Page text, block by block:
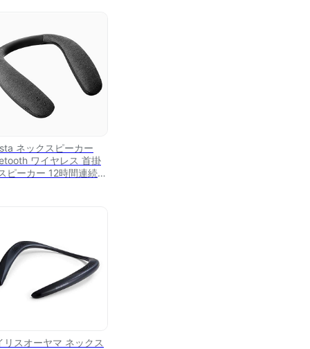
ネックスピーカー
ワイヤレス 首掛
ピーカー 12時間連続再
リスオーヤマ ネックス